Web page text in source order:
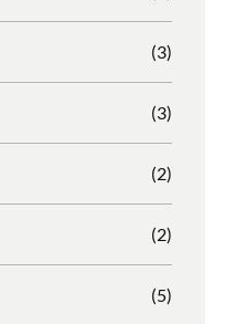
(3)
(3)
(2)
(2)
(5)